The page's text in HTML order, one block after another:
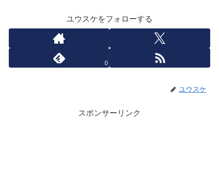
ユウスケをフォローする
0
ユウスケ
スポンサーリンク